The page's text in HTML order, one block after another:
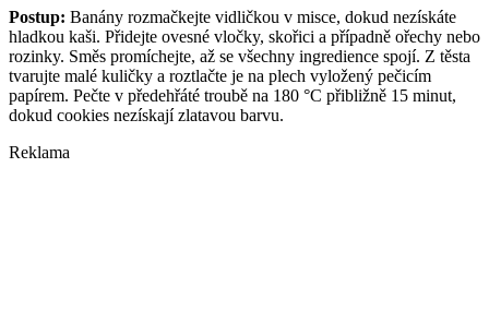
Postup: Banány rozmačkejte vidličkou v misce, dokud nezískáte
hladkou kaši. Přidejte ovesné vločky, skořici a případně ořechy nebo
rozinky. Směs promíchejte, až se všechny ingredience spojí. Z těsta
tvarujte malé kuličky a roztlačte je na plech vyložený pečicím
papírem. Pečte v předehřáté troubě na 180 °C přibližně 15 minut,
dokud cookies nezískají zlatavou barvu.
Reklama